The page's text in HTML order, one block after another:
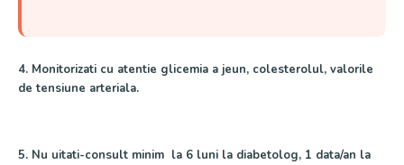
4. Monitorizati cu atentie glicemia a jeun, colesterolul, valorile
de tensiune arteriala.
5. Nu uitati-consult minim la 6 luni la diabetolog, 1 data/an la